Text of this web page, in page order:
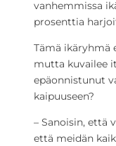
vanhemmissa
prosenttia
Tämä ikäryhmä
mutta kuvailee
epäonnistunut
kaipuuseen?
– Sanoisin, että
että meidän